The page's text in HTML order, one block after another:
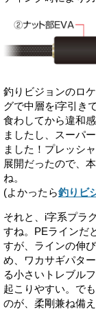
釣りビジョンのロケ
グで中層をi字引き
食わしてから違和
ましたし、スーパ
ました！プレッシ
展開だったので、
ね。
(よかったら釣りビ
それと、i字系プラ
すね。PEラインだ
すが、ラインの伸
め、ワカサギパタ
る小さいトレブル
起こりやすい。で
のが、柔剛兼ね備